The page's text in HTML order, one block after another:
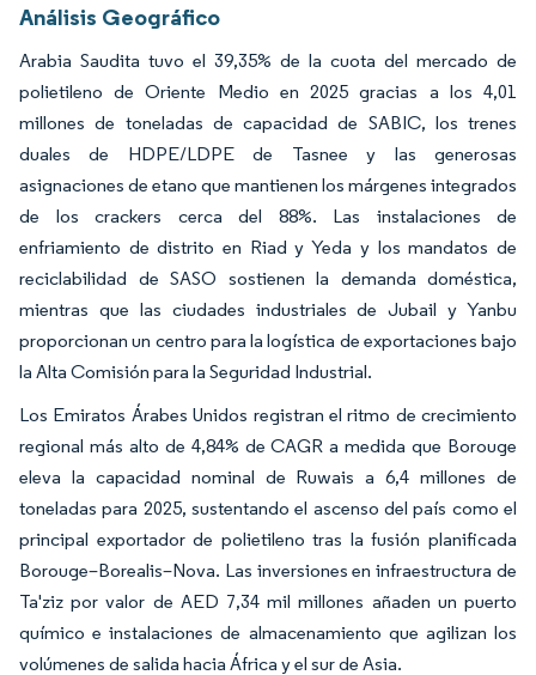
Análisis Geográfico
Arabia Saudita tuvo el 39,35% de la cuota del mercado de
polietileno de Oriente Medio en 2025 gracias a los 4,01
millones de toneladas de capacidad de SABIC, los trenes
duales de HDPE/LDPE de Tasnee y las generosas
asignaciones de etano que mantienen los márgenes integrados
de los crackers cerca del 88%. Las instalaciones de
enfriamiento de distrito en Riad y Yeda y los mandatos de
reciclabilidad de SASO sostienen la demanda doméstica,
mientras que las ciudades industriales de Jubail y Yanbu
proporcionan un centro para la logística de exportaciones bajo
la Alta Comisión para la Seguridad Industrial.
Los Emiratos Árabes Unidos registran el ritmo de crecimiento
regional más alto de 4,84% de CAGR a medida que Borouge
eleva la capacidad nominal de Ruwais a 6,4 millones de
toneladas para 2025, sustentando el ascenso del país como el
principal exportador de polietileno tras la fusión planificada
Borouge–Borealis–Nova. Las inversiones en infraestructura de
Ta'ziz por valor de AED 7,34 mil millones añaden un puerto
químico e instalaciones de almacenamiento que agilizan los
volúmenes de salida hacia África y el sur de Asia.